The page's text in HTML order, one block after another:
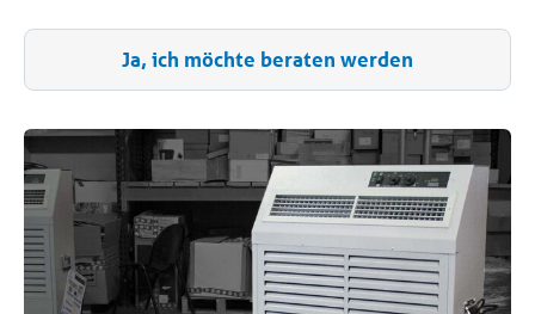
Ja, ich möchte beraten werden